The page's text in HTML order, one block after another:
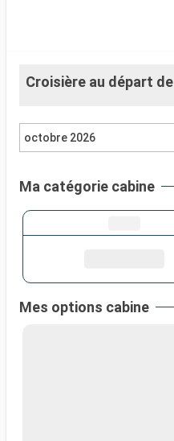
Croisière au départ de
octobre 2026
Ma catégorie cabine
Mes options cabine